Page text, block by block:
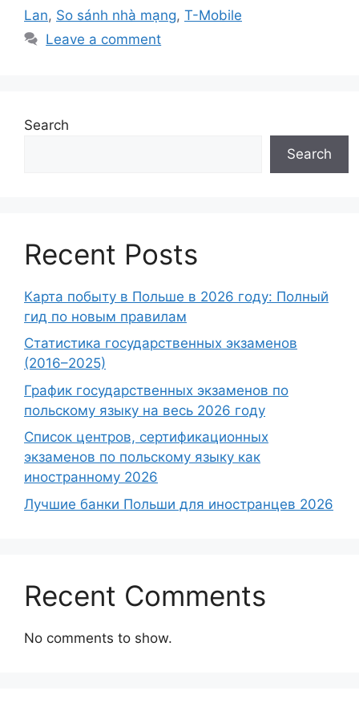
Lan, So sánh nhà mạng, T-Mobile
Leave a comment
Search
Search
Recent Posts
Карта побыту в Польше в 2026 году: Полный
гид по новым правилам
Статистика государственных экзаменов
(2016–2025)
График государственных экзаменов по
польскому языку на весь 2026 году
Список центров, сертификационных
экзаменов по польскому языку как
иностранному 2026
Лучшие банки Польши для иностранцев 2026
Recent Comments
No comments to show.